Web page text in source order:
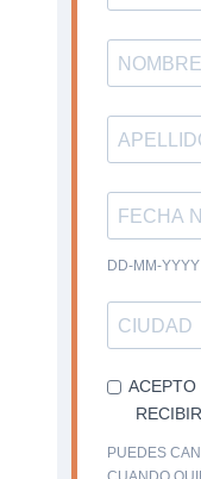
DD-MM-YYYY
ACEPTO
PUEDES